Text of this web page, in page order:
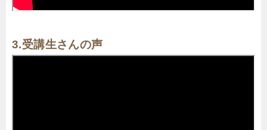
3.受講生さんの声